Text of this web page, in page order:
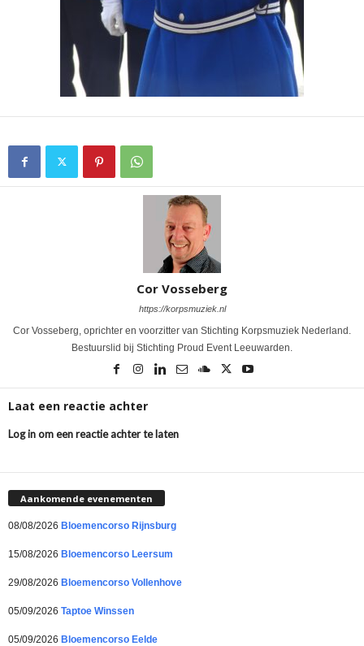
Cor Vosseberg
https://korpsmuziek.nl
Cor Vosseberg, oprichter en voorzitter van Stichting Korpsmuziek Nederland.
Bestuurslid bij Stichting Proud Event Leeuwarden.
Laat een reactie achter
Log in om een reactie achter te laten
Aankomende evenementen
08/08/2026 Bloemencorso Rijnsburg
15/08/2026 Bloemencorso Leersum
29/08/2026 Bloemencorso Vollenhove
05/09/2026 Taptoe Winssen
05/09/2026 Bloemencorso Eelde